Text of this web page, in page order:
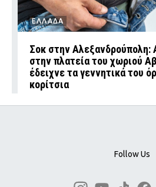
ΕΛΛΑΔΑ
Σοκ στην Αλεξανδρούπολη:
στην πλατεία του χωριού
έδειχνε τα γεννητικά του
κορίτσια
Follow Us